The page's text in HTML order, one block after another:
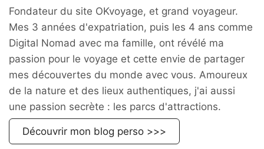
Fondateur du site OKvoyage, et grand voyageur.
Mes 3 années d'expatriation, puis les 4 ans comme
Digital Nomad avec ma famille, ont révélé ma
passion pour le voyage et cette envie de partager
mes découvertes du monde avec vous. Amoureux
de la nature et des lieux authentiques, j'ai aussi
une passion secrète : les parcs d'attractions.
Découvrir mon blog perso >>>